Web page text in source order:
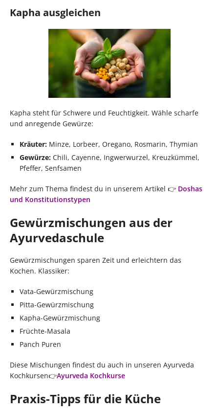
Kapha ausgleichen
Kapha steht für Schwere und Feuchtigkeit. Wähle scharfe
und anregende Gewürze:
Kräuter: Minze, Lorbeer, Oregano, Rosmarin, Thymian
Gewürze: Chili, Cayenne, Ingwerwurzel, Kreuzkümmel,
Pfeffer, Senfsamen
Mehr zum Thema findest du in unserem Artikel 👉 Doshas
und Konstitutionstypen
Gewürzmischungen aus der
Ayurvedaschule
Gewürzmischungen sparen Zeit und erleichtern das
Kochen. Klassiker:
Vata-Gewürzmischung
Pitta-Gewürzmischung
Kapha-Gewürzmischung
Früchte-Masala
Panch Puren
Diese Mischungen findest du auch in unseren Ayurveda
Kochkursen👉Ayurveda Kochkurse
Praxis-Tipps für die Küche